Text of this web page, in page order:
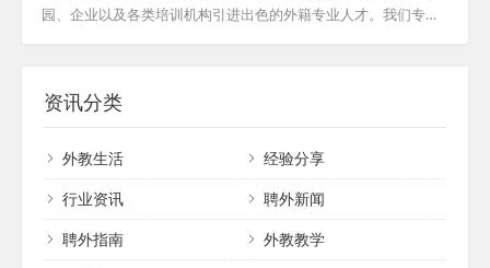
我们倾听企业招聘全球人才的诉求，也尊重
园、企业以及各类培训机构引进出色的外籍专业人才。我们专注
们可以更快速地适应和了解中国，顺利融入并过上安居乐业的生
活。凭借在涉外教育交流领域的多年经验，我们累积了丰富的境
列专业的外教在线课程，旨在满足国内客户多样化的需求。我们
始终致力于提供最优质的服务，以满足客户在引进外籍人才方面
的各种需求。...
资讯分类
外教生活
经验分享
行业资讯
聘外新闻
聘外指南
外教教学